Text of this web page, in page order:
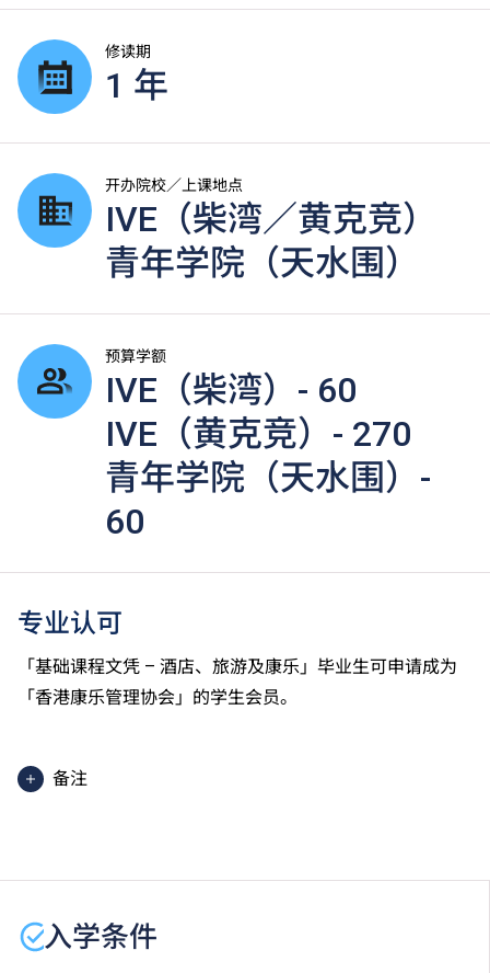
修读期
1 年
开办院校／上课地点
IVE（柴湾／黄克竞）
青年学院（天水围）
预算学额
IVE（柴湾）- 60
IVE（黄克竞）- 270
青年学院（天水围）-
60
专业认可
「基础课程文凭 – 酒店、旅游及康乐」毕业生可申请成为
「香港康乐管理协会」的学生会员。
备注
分校／上课地点。
入学条件